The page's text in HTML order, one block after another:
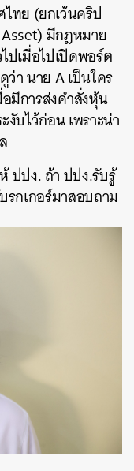
ทย (ยกเว้นคริป
มีกฎหมาย
ปเมื่อไปเปิดพอร์ต
า นาย A เป็นใคร
มีการส่งคำสั่งหุ้น
บไว้ก่อน เพราะน่า
ปปง. ถ้า ปปง.รับรู้
รกเกอร์มาสอบถาม